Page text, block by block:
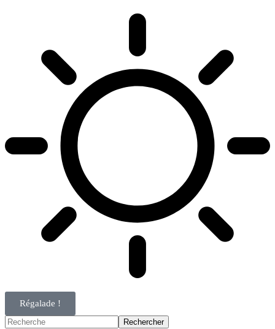
Régalade !